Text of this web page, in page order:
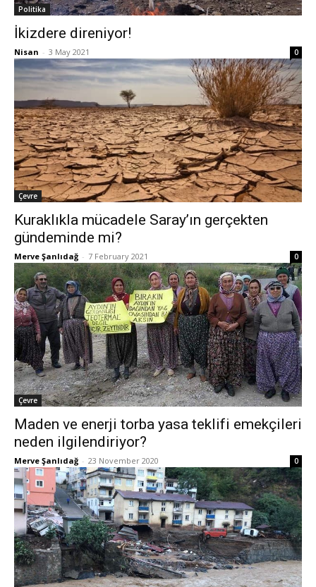
Politika
İkizdere direniyor!
Nisan - 3 May 2021 0
Çevre
Kuraklıkla mücadele Saray’ın gerçekten
gündeminde mi?
Merve Şanlıdağ - 7 February 2021 0
Çevre
Maden ve enerji torba yasa teklifi emekçileri
neden ilgilendiriyor?
Merve Şanlıdağ - 23 November 2020 0